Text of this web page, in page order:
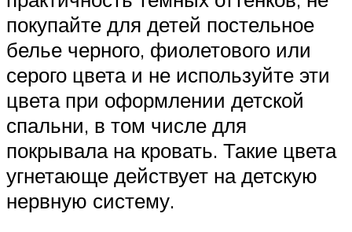
покупайте для детей постельное
белье черного, фиолетового или
серого цвета и не используйте эти
цвета при оформлении детской
спальни, в том числе для
покрывала на кровать. Такие цвета
угнетающе действует на детскую
нервную систему.